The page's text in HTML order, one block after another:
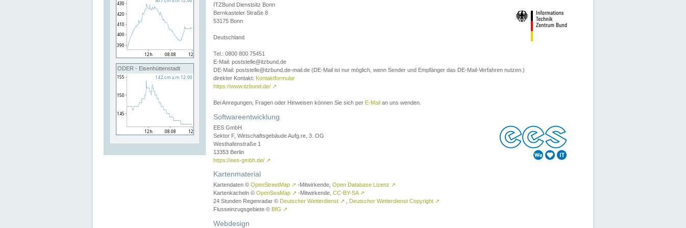
ODER - Eisenhüttenstadt
ITZBund Dienstsitz Bonn
Bernkasteler Straße 8
53175 Bonn
Deutschland
Tel.: 0800 800 75451
E-Mail: poststelle@itzbund.de
DE-Mail: poststelle@itzbund.de-mail.de (DE-Mail ist nur möglich, wenn Sender und Empfänger das DE-Mail-Verfahren nutzen.)
direkter Kontakt: Kontaktformular
https://www.itzbund.de/ ↗
Bei Anregungen, Fragen oder Hinweisen können Sie sich per E-Mail an uns wenden.
Softwareentwicklung
EES GmbH
Sektor F, Wirtschaftsgebäude Aufg.re, 3. OG
Westhafenstraße 1
13353 Berlin
https://ees-gmbh.de/ ↗
Kartenmaterial
Kartendaten © OpenStreetMap ↗ -Mitwirkende, Open Database Lizenz ↗
Kartenkacheln © OpenSeaMap ↗ -Mitwirkende, CC-BY-SA ↗
24 Stunden Regenradar © Deutscher Wetterdienst ↗ Deutscher Wetterdienst Copyright ↗
Flusseinzugsgebiete © BfG ↗
Webdesign